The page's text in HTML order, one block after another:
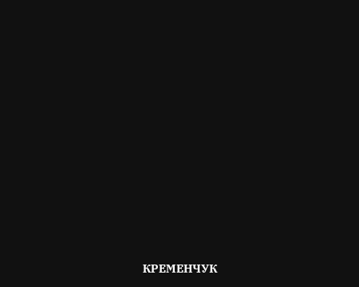
ОПУБЛІКОВАНО
КРЕМЕНЧУК